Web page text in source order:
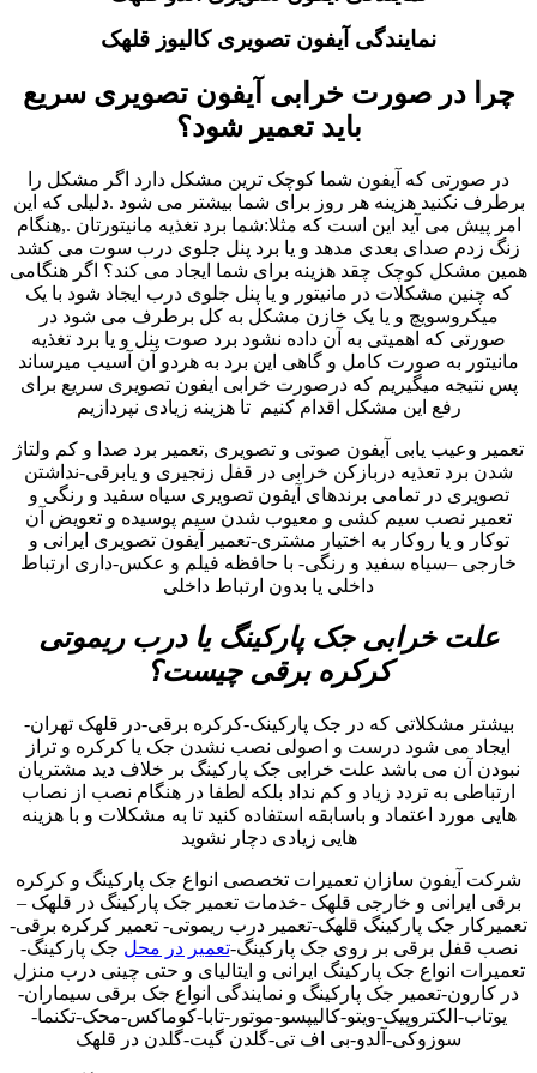
نمایندگی آیفون تصویری کالیوز قلهک
چرا در صورت خرابی آیفون تصویری سریع
باید تعمیر شود؟
در صورتی که آیفون شما کوچک ترین مشکل دارد اگر مشکل را
برطرف نکنید هزینه هر روز برای شما بیشتر می شود .دلیلی که این
امر پیش می آید این است که مثلا:شما برد تغذیه مانیتورتان .,هنگام
زنگ زدم صدای بعدی مدهد و یا برد پنل جلوی درب سوت می کشد
همین مشکل کوچک چقد هزینه برای شما ایجاد می کند؟ اگر هنگامی
که چنین مشکلات در مانیتور و یا پنل جلوی درب ایجاد شود با یک
میکروسویچ و یا یک خازن مشکل به کل برطرف می شود در
صورتی که اهمیتی به آن داده نشود برد صوت پنل و یا برد تغذیه
مانیتور به صورت کامل و گاهی این برد به هردو آن آسیب میرساند
پس نتیجه میگیریم که درصورت خرابی ایفون تصویری سریع برای
رفع این مشکل اقدام کنیم تا هزینه زیادی نپردازیم
تعمیر وعیب یابی آیفون صوتی و تصویری ,تعمیر برد صدا و کم ولتاژ
شدن برد تعذیه دربازکن خرابی در قفل زنجیری و یابرقی-نداشتن
تصویری در تمامی برندهای آیفون تصویری سیاه سفید و رنگی و
تعمیر نصب سیم کشی و معیوب شدن سیم پوسیده و تعویض آن
توکار و یا روکار به اختیار مشتری-تعمیر آیفون تصویری ایرانی و
خارجی –سیاه سفید و رنگی- با حافظه فیلم و عکس-داری ارتباط
داخلی یا بدون ارتباط داخلی
علت خرابی جک پارکینگ یا درب ریموتی
کرکره برقی چیست؟
بیشتر مشکلاتی که در جک پارکینک-کرکره برقی-در قلهک تهران-
ایجاد می شود درست و اصولی نصب نشدن جک یا کرکره و تراز
نبودن آن می باشد علت خرابی جک پارکینگ بر خلاف دید مشتریان
ارتباطی به تردد زیاد و کم نداد بلکه لطفا در هنگام نصب از نصاب
هایی مورد اعتماد و باسابقه استفاده کنید تا به مشکلات و با هزینه
هایی زیادی دچار نشوید
شرکت آیفون سازان تعمیرات تخصصی انواع جک پارکینگ و کرکره
برقی ایرانی و خارجی قلهک -خدمات تعمیر جک پارکینگ در قلهک –
تعمیرکار جک پارکینگ قلهک-تعمیر درب ریموتی- تعمیر کرکره برقی-
نصب قفل برقی بر روی جک پارکینگ-تعمیر در محل جک پارکینگ-
تعمیرات انواع جک پارکینگ ایرانی و ایتالیای و حتی چینی درب منزل
در کارون-تعمیر جک پارکینگ و نمایندگی انواع جک برقی سیماران-
یوتاب-الکتروپیک-ویتو-کالیپسو-موتور-تابا-کوماکس-محک-تکنما-
سوزوکی-آلدو-بی اف تی-گلدن گیت-گلدن در قلهک